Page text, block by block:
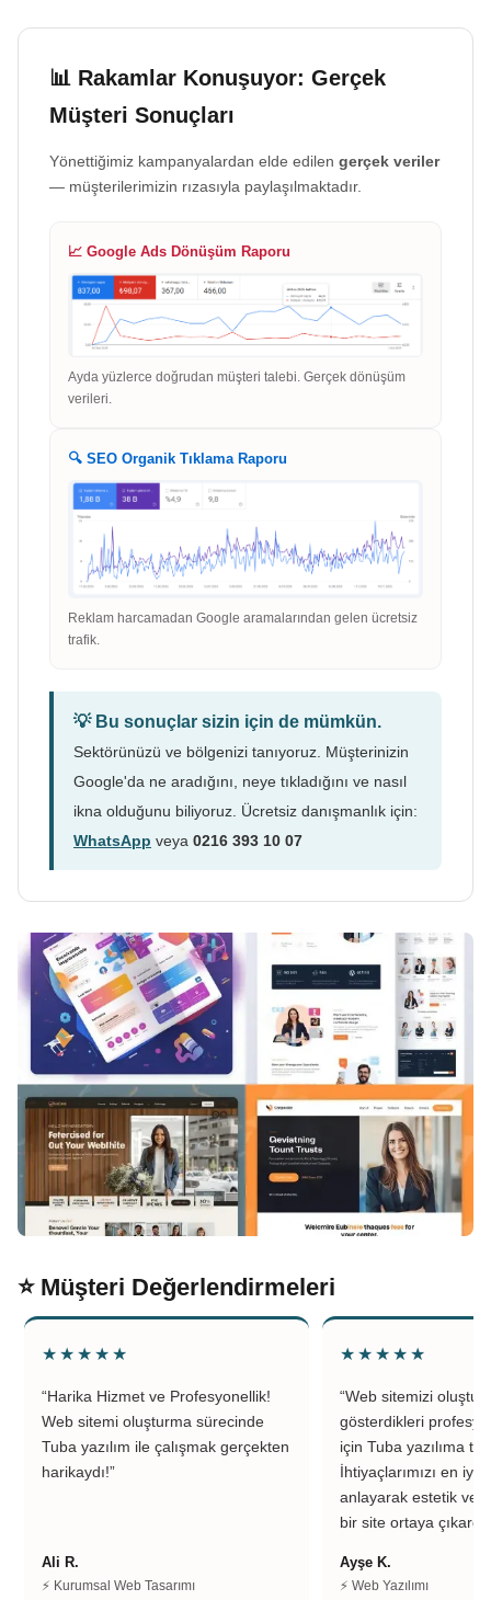
📊 Rakamlar Konuşuyor: Gerçek
Müşteri Sonuçları
Yönettiğimiz kampanyalardan elde edilen gerçek veriler
— müşterilerimizin rızasıyla paylaşılmaktadır.
📈 Google Ads Dönüşüm Raporu
Ayda yüzlerce doğrudan müşteri talebi. Gerçek dönüşüm
verileri.
🔍 SEO Organik Tıklama Raporu
Reklam harcamadan Google aramalarından gelen ücretsiz
trafik.
💡 Bu sonuçlar sizin için de mümkün.
Sektörünüzü ve bölgenizi tanıyoruz. Müşterinizin
Google'da ne aradığını, neye tıkladığını ve nasıl
ikna olduğunu biliyoruz. Ücretsiz danışmanlık için:
WhatsApp veya 0216 393 10 07
⭐ Müşteri Değerlendirmeleri
★★★★★
“Harika Hizmet ve Profesyonellik!
Web sitemi oluşturma sürecinde
Tuba yazılım ile çalışmak gerçekten
harikaydı!”
Ali R.
⚡ Kurumsal Web Tasarımı
★★★★★
“Web sitemizi
gösterdikleri
için Tuba yazılıma
İhtiyaçlarımızı en iyi
anlayarak estetik ve
bir site ortaya
Ayşe K.
⚡ Web Yazılımı